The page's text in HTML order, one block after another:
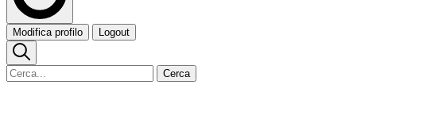
Modifica profilo Logout
Cerca